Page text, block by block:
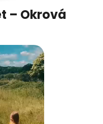
– Okrová